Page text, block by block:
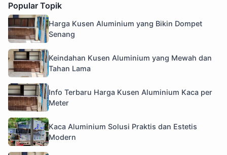
Popular Topik
Harga Kusen Aluminium yang Bikin Dompet
Senang
Keindahan Kusen Aluminium yang Mewah dan
Tahan Lama
Info Terbaru Harga Kusen Aluminium Kaca per
Meter
Kaca Aluminium Solusi Praktis dan Estetis
Modern